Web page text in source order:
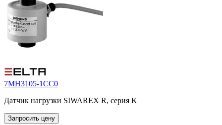
7MH3105-1CC0
Датчик нагрузки SIWAREX R, серия K
Запросить цену